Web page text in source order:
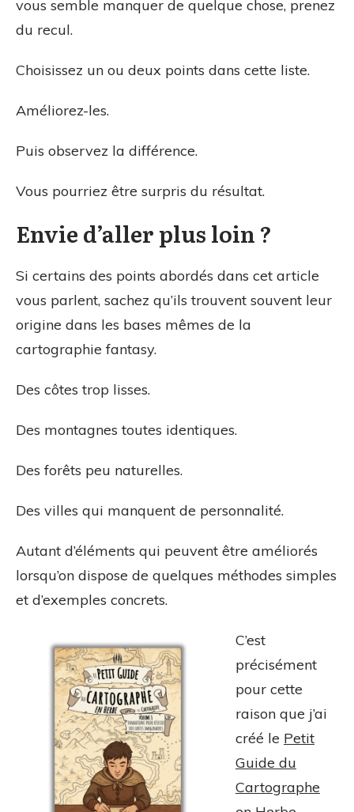
vous semble manquer de quelque chose, prenez
du recul.
Choisissez un ou deux points dans cette liste.
Améliorez-les.
Puis observez la différence.
Vous pourriez être surpris du résultat.
Envie d’aller plus loin ?
Si certains des points abordés dans cet article
vous parlent, sachez qu’ils trouvent souvent leur
origine dans les bases mêmes de la
cartographie fantasy.
Des côtes trop lisses.
Des montagnes toutes identiques.
Des forêts peu naturelles.
Des villes qui manquent de personnalité.
Autant d’éléments qui peuvent être améliorés
lorsqu’on dispose de quelques méthodes simples
et d’exemples concrets.
C’est
précisément
pour cette
raison que j’ai
créé le Petit
Guide du
Cartographe